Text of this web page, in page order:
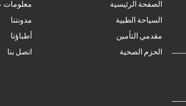
معلومات
مدونتنا
أطباؤنا
اتصل بنا
الصفحة الرئيسية
السياحة الطبية
مقدمي التأمين
الحزم الصحية